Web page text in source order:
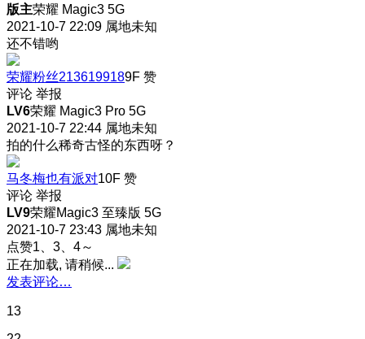
版主荣耀 Magic3 5G
2021-10-7 22:09 属地未知
还不错哟
荣耀粉丝2136199189F 赞
评论 举报
LV6荣耀 Magic3 Pro 5G
2021-10-7 22:44 属地未知
拍的什么稀奇古怪的东西呀？
马冬梅也有派对10F 赞
评论 举报
LV9荣耀Magic3 至臻版 5G
2021-10-7 23:43 属地未知
点赞1、3、4～
正在加载, 请稍候...
发表评论…
13